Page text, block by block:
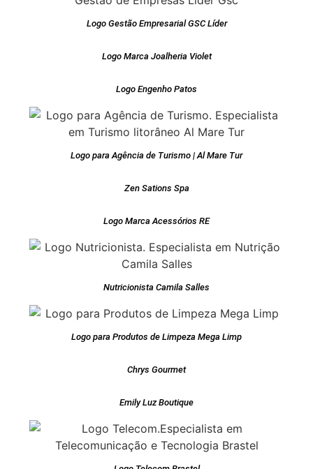
Logo Gestão Empresarial GSC Líder
Logo Marca Joalheria Violet
Logo Engenho Patos
Logo para Agência de Turismo | Al Mare Tur
Zen Sations Spa
Logo Marca Acessórios RE
Nutricionista Camila Salles
Logo para Produtos de Limpeza Mega Limp
Chrys Gourmet
Emily Luz Boutique